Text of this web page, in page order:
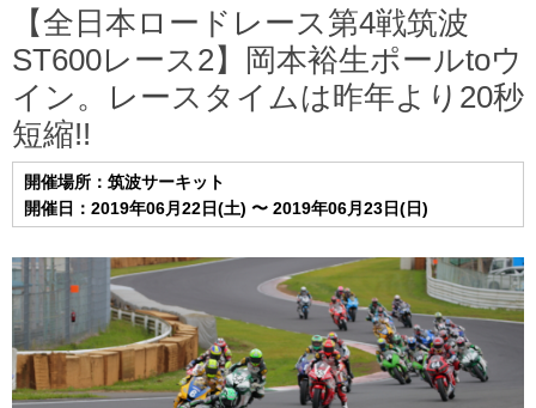
ポイントランキング
【全日本ロードレース第4戦筑波
ST600レース2】岡本裕生ポールtoウ
イン。レースタイムは昨年より20秒
短縮!!
開催場所：筑波サーキット
開催日：2019年06月22日(土) 〜 2019年06月23日(日)